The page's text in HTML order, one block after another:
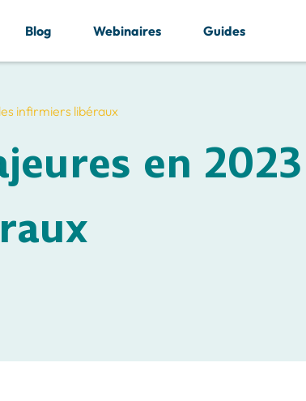
infirmiers libéraux
en
Blog Webinaires Guides